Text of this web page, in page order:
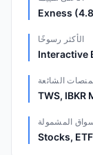
Exness
الأكثر رسوخًا
الشائعة
TWS, IBKR
المشمولة
Stocks,